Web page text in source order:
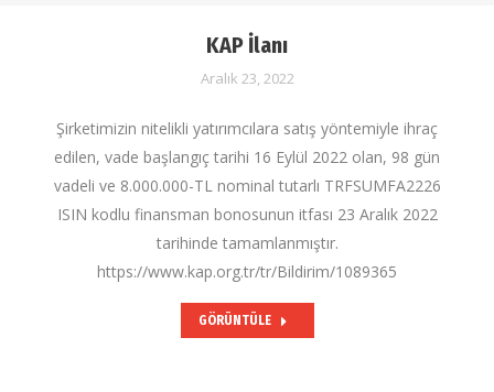
KAP İlanı
Aralık 23, 2022
Şirketimizin nitelikli yatırımcılara satış yöntemiyle ihraç
edilen, vade başlangıç tarihi 16 Eylül 2022 olan, 98 gün
vadeli ve 8.000.000-TL nominal tutarlı TRFSUMFA2226
ISIN kodlu finansman bonosunun itfası 23 Aralık 2022
tarihinde tamamlanmıştır.
https://www.kap.org.tr/tr/Bildirim/1089365
GÖRÜNTÜLE